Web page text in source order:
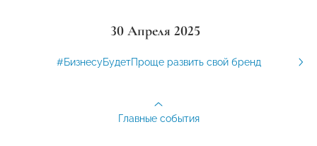
30 Апреля 2025
#БизнесуБудетПроще развить свой бренд
Главные события